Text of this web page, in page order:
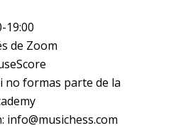
19:00
de Zoom
no formas parte de la
info@musichess.com